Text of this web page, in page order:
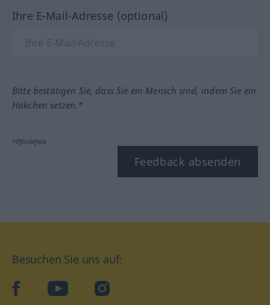
Ihre E-Mail-Adresse (optional)
Bitte bestätigen Sie, dass Sie ein Mensch sind, indem Sie ein
Häkchen setzen.*
*Pflichtfeld
Feedback absenden
Besuchen Sie uns auf:
facebookYouTube Instagram